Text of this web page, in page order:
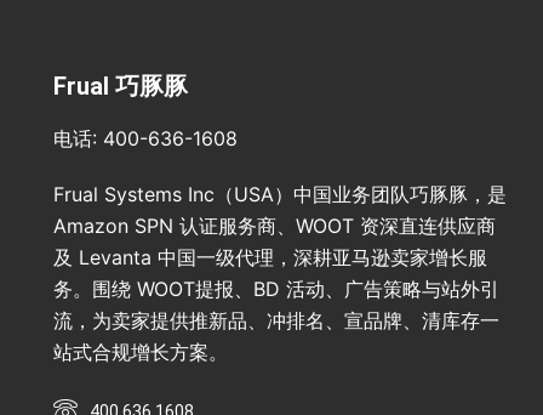
Frual 巧豚豚
电话: 400-636-1608
Frual Systems Inc（USA）中国业务团队巧豚豚，是
Amazon SPN 认证服务商、WOOT 资深直连供应商
及 Levanta 中国一级代理，深耕亚马逊卖家增长服
务。围绕 WOOT提报、BD 活动、广告策略与站外引
流，为卖家提供推新品、冲排名、宣品牌、清库存一
站式合规增长方案。